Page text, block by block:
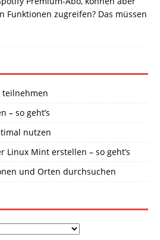
Funktionen zugreifen? Das müssen
teilnehmen
– so geht’s
nutzen
Linux Mint erstellen – so geht’s
und Orten durchsuchen